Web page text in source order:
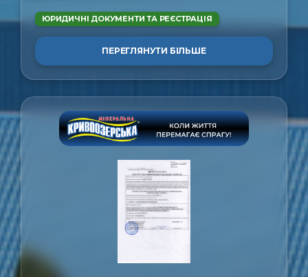
ЮРИДИЧНІ ДОКУМЕНТИ ТА РЕЄСТРАЦІЯ
ПЕРЕГЛЯНУТИ БІЛЬШЕ